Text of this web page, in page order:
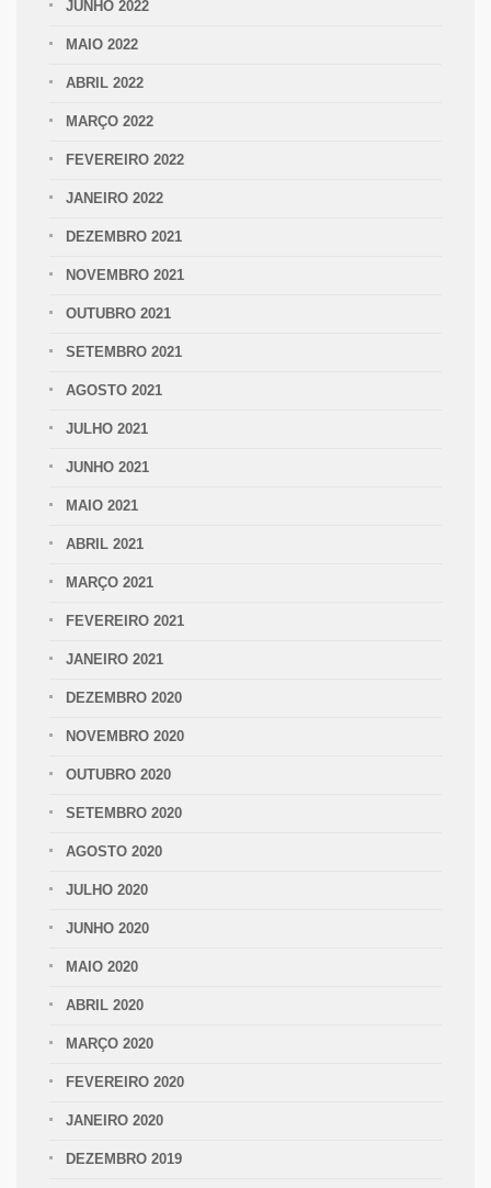
JUNHO 2022
MAIO 2022
ABRIL 2022
MARÇO 2022
FEVEREIRO 2022
JANEIRO 2022
DEZEMBRO 2021
NOVEMBRO 2021
OUTUBRO 2021
SETEMBRO 2021
AGOSTO 2021
JULHO 2021
JUNHO 2021
MAIO 2021
ABRIL 2021
MARÇO 2021
FEVEREIRO 2021
JANEIRO 2021
DEZEMBRO 2020
NOVEMBRO 2020
OUTUBRO 2020
SETEMBRO 2020
AGOSTO 2020
JULHO 2020
JUNHO 2020
MAIO 2020
ABRIL 2020
MARÇO 2020
FEVEREIRO 2020
JANEIRO 2020
DEZEMBRO 2019